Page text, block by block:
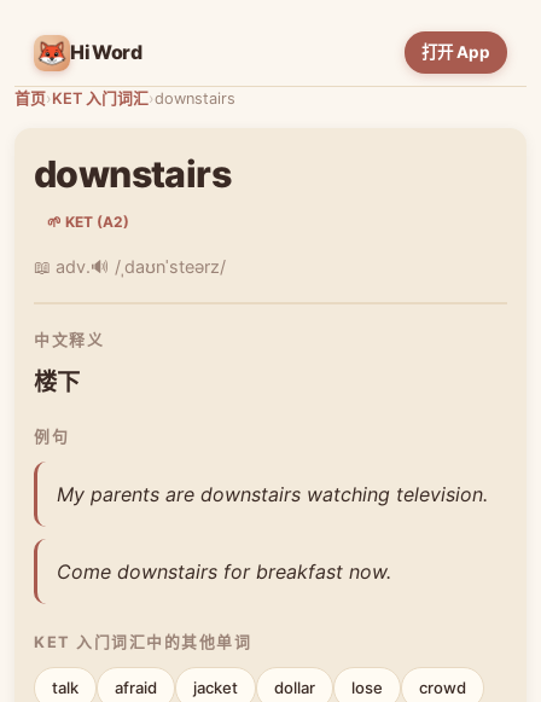
HiWord 打开 App
首页›KET 入门词汇›downstairs
downstairs
🌱 KET (A2)
📖 adv.🔊 /ˌdaʊnˈsteərz/
中文释义
楼下
例句
My parents are downstairs watching television.
Come downstairs for breakfast now.
KET 入门词汇中的其他单词
talk afraid jacket dollar lose crowd